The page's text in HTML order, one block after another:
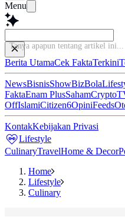
Menu
B
Berita UtamaCek FaktaTerkini
NewsBisnisShowBizBola
FaktaEnam PlusSahamCrypto
OffIslamiCitizen6OpiniFeeds
KontakKebijakan Privasi
Lifestyle
CulinaryTravelHome & Decor
Home
Lifestyle
Culinary